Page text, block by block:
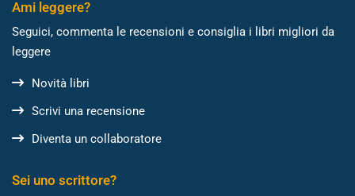
Ami leggere?
Seguici, commenta le recensioni e consiglia i libri migliori da
leggere
Novità libri
Scrivi una recensione
Diventa un collaboratore
Sei uno scrittore?